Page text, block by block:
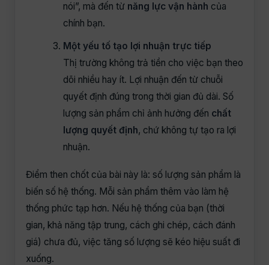
nói”, mà đến từ năng lực vận hành của
chính bạn.
Một yếu tố tạo lợi nhuận trực tiếp
Thị trường không trả tiền cho việc bạn theo
dõi nhiều hay ít. Lợi nhuận đến từ chuỗi
quyết định đúng trong thời gian đủ dài. Số
lượng sản phẩm chỉ ảnh hưởng đến chất
lượng quyết định, chứ không tự tạo ra lợi
nhuận.
Điểm then chốt của bài này là: số lượng sản phẩm là
biến số hệ thống. Mỗi sản phẩm thêm vào làm hệ
thống phức tạp hơn. Nếu hệ thống của bạn (thời
gian, khả năng tập trung, cách ghi chép, cách đánh
giá) chưa đủ, việc tăng số lượng sẽ kéo hiệu suất đi
xuống.